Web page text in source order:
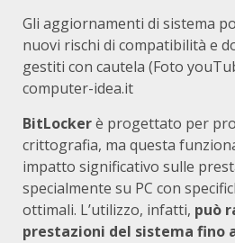
Gli aggiornamenti di sistema
nuovi rischi di compatibilità e
gestiti con cautela (Foto
computer-idea.it
BitLockerè progettato per
crittografia, ma questa
impatto significativo sulle
specialmente su PC con
ottimali. L’utilizzo, infatti, può
prestazioni del sistema fino